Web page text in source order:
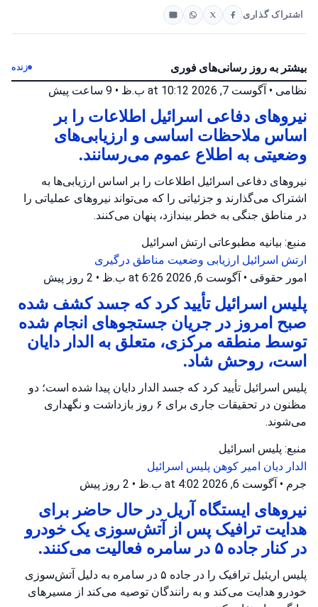
اشتراک گذاری
بیشتر به روز رسانی‌های فوری زنده
نظامی • آگوست 7, 2026 at 10:12 ب.ظ • 9 ساعت پیش
نیروهای دفاعی اسرائیل اطلاعات را بر
اساس ملاحظات اساسی و ارزیابی‌های
وضعیتی به اطلاع عموم می‌رسانند.
نیروهای دفاعی اسرائیل اطلاعات را بر اساس ارزیابی‌ها به
اشتراک می‌گذارند و جزئیاتی را که می‌تواند نیروهای عملیاتی را
در مناطق جنگی به خطر بیندازد، پنهان می‌کنند.
منبع: بیانیه مطبوعاتی ارتش اسرائیل
ارتش اسرائیل ارزیابی وضعیت مناطق درگیری
امور حقوقی • آگوست 6, 2026 at 6:26 ب.ظ • 2 روز پیش
پلیس اسرائیل تأیید کرد که جسد کشف شده
صبح امروز در جریان جستجوهای انجام شده
توسط منطقه مرکزی، متعلق به الدار دایان
است، روحش شاد.
پلیس اسرائیل تأیید کرد که جسد الدار دایان پیدا شده است؛ دو
مظنون در تحقیقات جاری برای ۶ روز بازداشت و نگهداری
می‌شوند.
منبع: پلیس اسرائیل
الدار دیان امیر کوهن پلیس اسرائیل
جرم • آگوست 6, 2026 at 4:02 ب.ظ • 2 روز پیش
نیروهای ایستگاه آریل در حال حاضر برای
هدایت ترافیک پس از آتش‌سوزی یک خودرو
در کنار جاده ۵ در سامره فعالیت می‌کنند.
پلیس اریئیل ترافیک را در جاده ۵ در سامره به دلیل آتش‌سوزی
خودرو هدایت می‌کند و به رانندگان توصیه می‌کند از مسیرهای